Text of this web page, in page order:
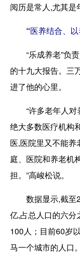
阅历是常人,尤其是
“医养结合、
“乐成养老”负责
的十九大报告。三
进了他的心里。
“许多老年人对
绝大多数医疗机构
医,医院里又不能
庭、医院和养老机
担。”高峻松说。
数据显示,截至
亿,占总人口的六分
100人；目前60岁
马一个城市的人口。